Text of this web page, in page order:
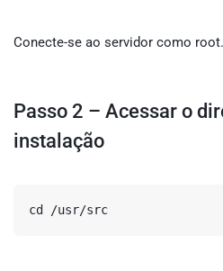
Conecte-se ao servidor como root.
Passo 2 – Acessar o
instalação
cd /usr/src